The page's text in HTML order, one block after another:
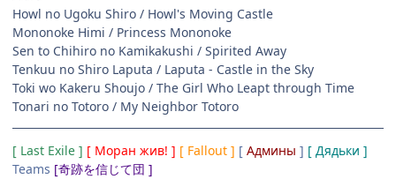
Howl no Ugoku Shiro / Howl's Moving Castle
Mononoke Himi / Princess Mononoke
Sen to Chihiro no Kamikakushi / Spirited Away
Tenkuu no Shiro Laputa / Laputa - Castle in the Sky
Toki wo Kakeru Shoujo / The Girl Who Leapt through Time
Tonari no Totoro / My Neighbor Totoro
[ Last Exile ] [ Моран жив! ] [ Fallout ] [ Админы ] [ Дядьки ]
Teams [奇跡を信じて団 ]